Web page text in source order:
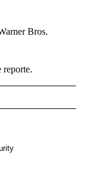
Bros.
reporte.